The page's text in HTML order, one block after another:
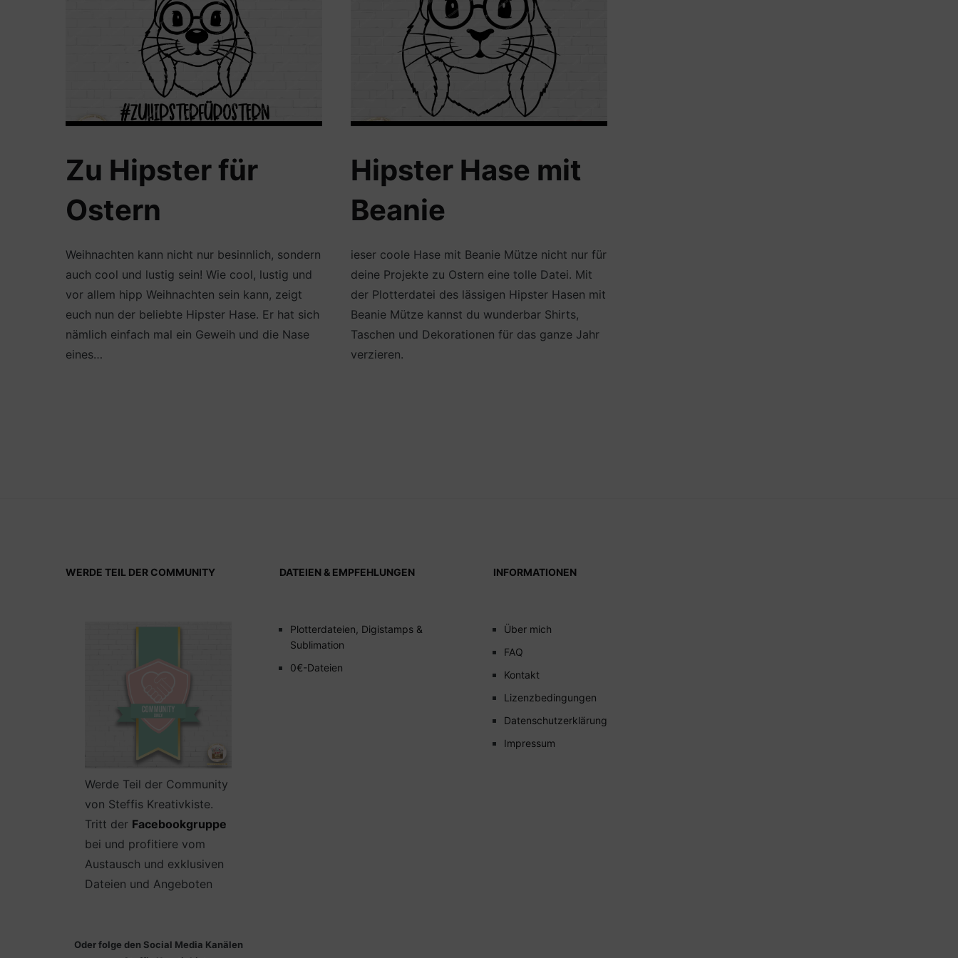
Zu Hipster für
Ostern
Weihnachten kann nicht nur besinnlich, sondern
auch cool und lustig sein! Wie cool, lustig und
vor allem hipp Weihnachten sein kann, zeigt
euch nun der beliebte Hipster Hase. Er hat sich
nämlich einfach mal ein Geweih und die Nase
eines…
Hipster Hase mit
Beanie
ieser coole Hase mit Beanie Mütze nicht nur für
deine Projekte zu Ostern eine tolle Datei. Mit
der Plotterdatei des lässigen Hipster Hasen mit
Beanie Mütze kannst du wunderbar Shirts,
Taschen und Dekorationen für das ganze Jahr
verzieren.
WERDE TEIL DER COMMUNITY
Werde Teil der Community
von Steffis Kreativkiste.
Tritt der Facebookgruppe
bei und profitiere vom
Austausch und exklusiven
Dateien und Angeboten
Oder folge den Social Media Kanälen
DATEIEN & EMPFEHLUNGEN
Plotterdateien, Digistamps &
Sublimation
0€-Dateien
INFORMATIONEN
Über mich
FAQ
Kontakt
Lizenzbedingungen
Datenschutzerklärung
Impressum